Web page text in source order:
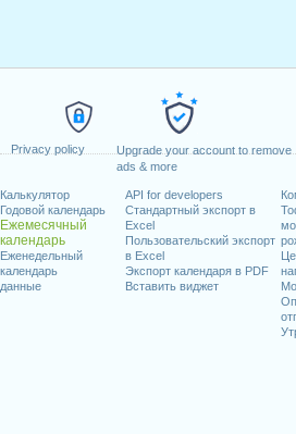
Privacy policy
Upgrade your account to remove
ads & more
Калькулятор
Годовой календарь
Ежемесячный
календарь
Еженедельный
календарь
данные
API for developers
Стандартный экспорт в
Excel
Пользовательский экспорт
в Excel
Экспорт календаря в PDF
Вставить виджет